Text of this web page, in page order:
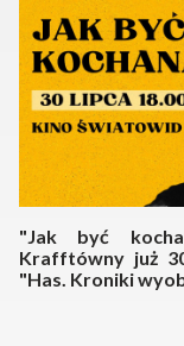
"Jak być
Krafftówny już
"Has. Kroniki